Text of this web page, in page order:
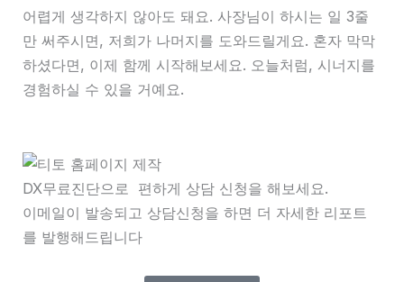
어렵게 생각하지 않아도 돼요. 사장님이 하시는 일 3줄
만 써주시면, 저희가 나머지를 도와드릴게요. 혼자 막막
하셨다면, 이제 함께 시작해보세요. 오늘처럼, 시너지를
경험하실 수 있을 거예요.
DX무료진단으로 편하게 상담 신청을 해보세요.
이메일이 발송되고 상담신청을 하면 더 자세한 리포트
를 발행해드립니다